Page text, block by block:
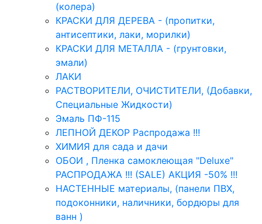
(колера)
КРАСКИ ДЛЯ ДЕРЕВА - (пропитки,
антисептики, лаки, морилки)
КРАСКИ ДЛЯ МЕТАЛЛА - (грунтовки,
эмали)
ЛАКИ
РАСТВОРИТЕЛИ, ОЧИСТИТЕЛИ, (Добавки,
Специальные Жидкости)
Эмаль ПФ-115
ЛЕПНОЙ ДЕКОР Распродажа !!!
ХИМИЯ для сада и дачи
ОБОИ , Пленка самоклеющая "Deluxe"
РАСПРОДАЖА !!! (SALE) АКЦИЯ -50% !!!
НАСТЕННЫЕ материалы, (панели ПВХ,
подоконники, наличники, бордюры для
ванн )